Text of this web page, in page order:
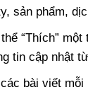
sản phẩm,
“Thích”
tin cập nhật
bài viết